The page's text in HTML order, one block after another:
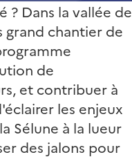
? Dans la vallée de
grand chantier de
de
et contribuer à
les enjeux
Sélune à la lueur
des jalons pour